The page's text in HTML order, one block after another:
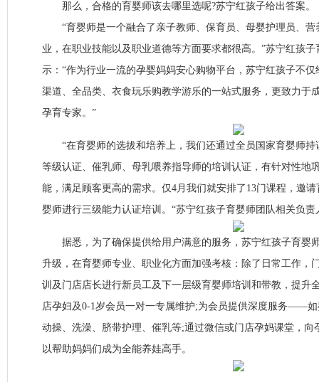
那么，合格的育婴师该去哪里选呢?苏宁红孩子给出答案。
“育婴师是一个融合了亲子教师、保育员、母婴护理员、营
业，在职业技能以及职业道德等方面要求都很高。”苏宁红孩
示：“作为行业一流的孕婴妈妈安心购物平台，苏宁红孩子不
渠道、全品类、衣食玩乐购教学游乐的一站式服务，更致力于
孕育专家。”
“在育婴师的选拔和培养上，我们还通过全员国家育婴师持
等级认证、催乳师、母乳喂养指导师的培训认证，有针对性地
能，满足顾客更高的需求。仅4月我们就安排了13门课程，邀
婴师进行三级能力认证培训。“苏宁红孩子育婴师团队相关负责
据悉，为了确保提供给用户满意的服务，苏宁红孩子育婴
升级，在育婴师专业、职业化方面加强考核：除了日常工作，
训及门店店长进行新员工及下一层级育婴师培训和带教，提升
店孕妇及0-1岁会员一对一专属维护;为会员提供深度服务——
动操、洗澡、脐带护理、催乳等;通过微信或门店孕妈课堂，向
以帮助妈妈们成为全能养娃高手。